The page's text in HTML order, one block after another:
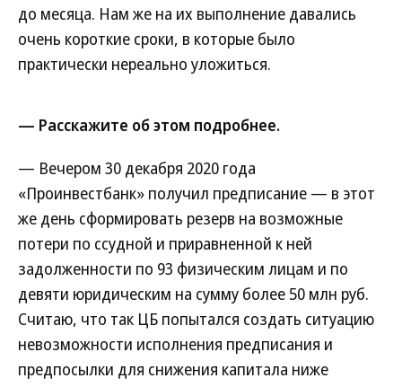
до месяца. Нам же на их выполнение давались
очень короткие сроки, в которые было
практически нереально уложиться.
— Расскажите об этом подробнее.
— Вечером 30 декабря 2020 года
«Проинвестбанк» получил предписание — в этот
же день сформировать резерв на возможные
потери по ссудной и приравненной к ней
задолженности по 93 физическим лицам и по
девяти юридическим на сумму более 50 млн руб.
Считаю, что так ЦБ попытался создать ситуацию
невозможности исполнения предписания и
предпосылки для снижения капитала ниже